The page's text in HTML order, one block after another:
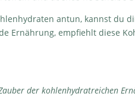
antun, kannst du
Ernährung, empfiehlt diese
der kohlenhydratreichen